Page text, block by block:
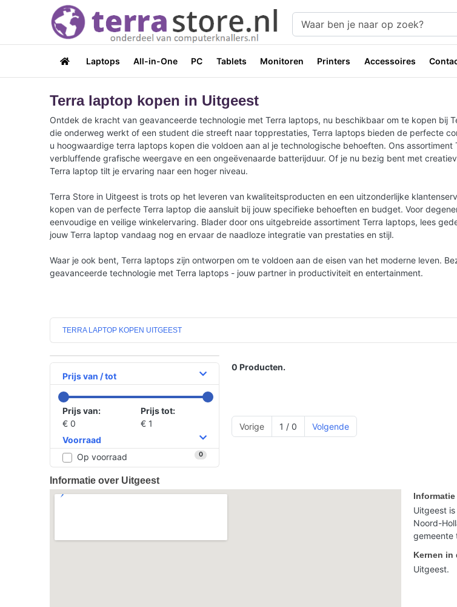
Laptops All-in-One PC Tablets Monitoren Printers Accessoires
Terra laptop kopen in Uitgeest
Ontdek de kracht van geavanceerde technologie met Terra laptops, nu beschikbaar om te kopen bij
die onderweg werkt of een student die streeft naar topprestaties, Terra laptops bieden de perfecte
u hoogwaardige terra laptops kopen die voldoen aan al je technologische behoeften. Ons
verbluffende grafische weergave en een ongeëvenaarde batterijduur. Of je nu bezig bent met
Terra laptop tilt je ervaring naar een hoger niveau.
Terra Store in Uitgeest is trots op het leveren van kwaliteitsproducten en een uitzonderlijke
kopen van de perfecte Terra laptop die aansluit bij jouw specifieke behoeften en budget. Voor
eenvoudige en veilige winkelervaring. Blader door ons uitgebreide assortiment Terra laptops, lees
jouw Terra laptop vandaag nog en ervaar de naadloze integratie van prestaties en stijl.
Waar je ook bent, Terra laptops zijn ontworpen om te voldoen aan de eisen van het moderne leven.
geavanceerde technologie met Terra laptops - jouw partner in productiviteit en entertainment.
TERRA LAPTOP KOPEN UITGEEST
Prijs van / tot
Prijs van:
€ 0
Prijs tot:
€ 1
Voorraad
Op voorraad
0
0 Producten.
Vorige 1 / 0 Volgende
Informatie over Uitgeest
Uitgeest
Noord-
gemeente
Kernen in
Uitgeest.